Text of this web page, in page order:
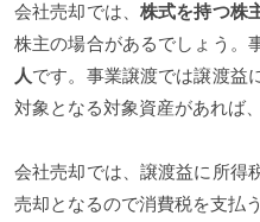
会社売却では、株式を持つ株
株主の場合があるでしょう。
人です。事業譲渡では譲渡益
対象となる対象資産があれば
会社売却では、譲渡益に所得
売却となるので消費税を支払